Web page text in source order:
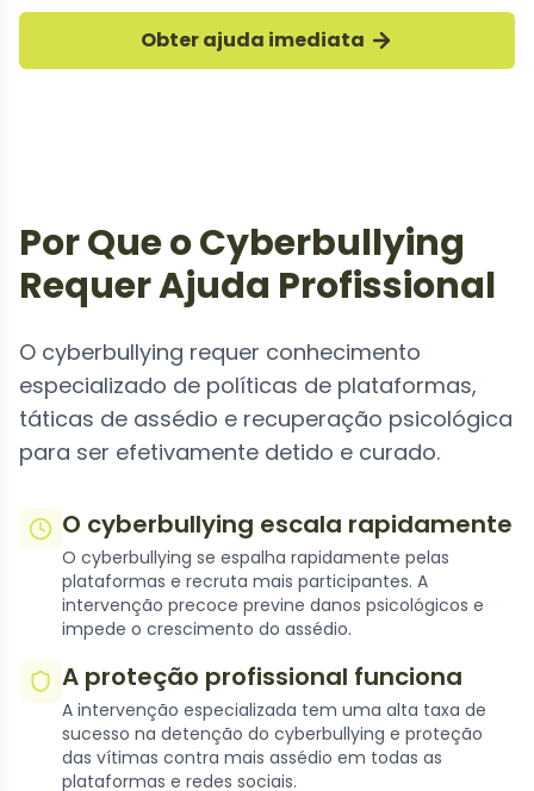
Obter ajuda imediata
Por Que o Cyberbullying
Requer Ajuda Profissional
O cyberbullying requer conhecimento
especializado de políticas de plataformas,
táticas de assédio e recuperação psicológica
para ser efetivamente detido e curado.
O cyberbullying escala rapidamente
O cyberbullying se espalha rapidamente pelas
plataformas e recruta mais participantes. A
intervenção precoce previne danos psicológicos e
impede o crescimento do assédio.
A proteção profissional funciona
A intervenção especializada tem uma alta taxa de
sucesso na detenção do cyberbullying e proteção
das vítimas contra mais assédio em todas as
plataformas e redes sociais.